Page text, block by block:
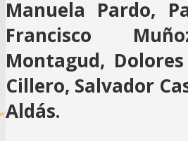
Manuela Pardo,
Francisco
Montagud,
Cillero, Salvador
Aldás.